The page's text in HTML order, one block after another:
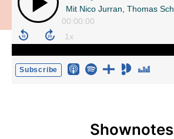
00:00:00
Subscribe
Shownotes